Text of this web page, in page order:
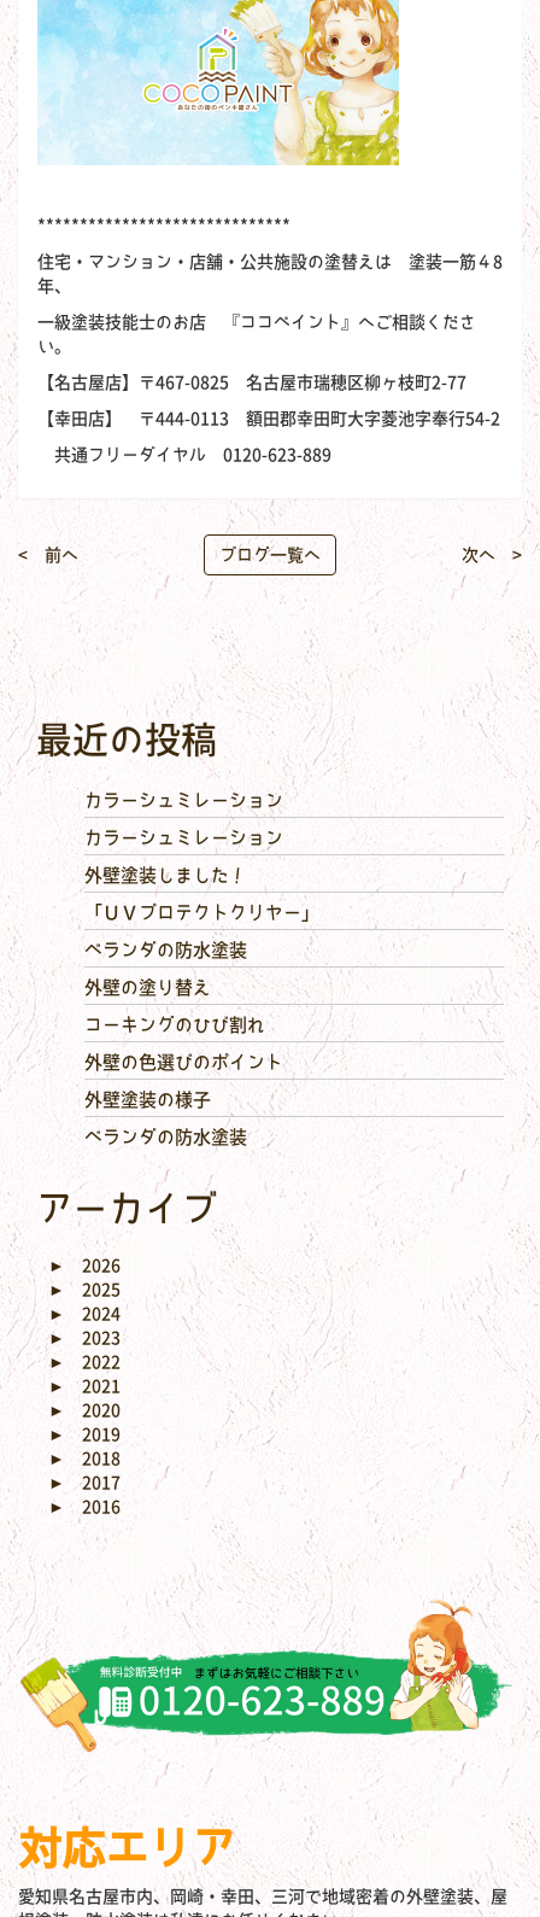
******************************
住宅・マンション・店舗・公共施設の塗替えは 塗装一筋４8
年、
一級塗装技能士のお店 『ココペイント』へご相談くださ
い。
【名古屋店】〒467-0825 名古屋市瑞穂区柳ヶ枝町2-77
【幸田店】 〒444-0113 額田郡幸田町大字菱池字奉行54-2
共通フリーダイヤル 0120-623-889
< 前へ ブログ一覧へ 次へ >
最近の投稿
カラーシュミレーション
カラーシュミレーション
外壁塗装しました！
「ＵＶプロテクトクリヤー」
ベランダの防水塗装
外壁の塗り替え
コーキングのひび割れ
外壁の色選びのポイント
外壁塗装の様子
ベランダの防水塗装
アーカイブ
►
2026
► 2025
►
2024
►
2023
►
2022
►
2021
►
2020
►
2019
►
2018
►
2017
►
2016
対応エリア
愛知県名古屋市内、岡崎・幸田、三河で地域密着の外壁塗装、屋